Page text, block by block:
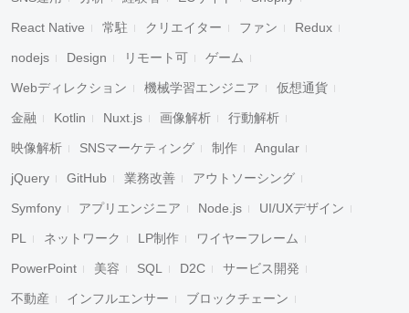
React Native 常駐 クリエイター ファン Redux
nodejs Design リモート可 ゲーム
Webディレクション 機械学習エンジニア 仮想通貨
金融 Kotlin Nuxt.js 画像解析 行動解析
映像解析 SNSマーケティング 制作 Angular
jQuery GitHub 業務改善 アウトソーシング
Symfony アプリエンジニア Node.js UI/UXデザイン
PL ネットワーク LP制作 ワイヤーフレーム
PowerPoint 美容 SQL D2C サービス開発
不動産 インフルエンサー ブロックチェーン